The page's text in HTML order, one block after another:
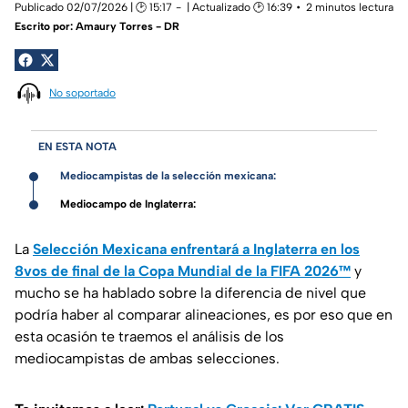
Publicado 02/07/2026 | 🕑 15:17 | Actualizado 🕑 16:39
2 minutos lectura
Escrito por: Amaury Torres - DR
No soportado
EN ESTA NOTA
Mediocampistas de la selección mexicana:
Mediocampo de Inglaterra:
La Selección Mexicana enfrentará a Inglaterra en los
8vos de final de la Copa Mundial de la FIFA 2026™ y
mucho se ha hablado sobre la diferencia de nivel que
podría haber al comparar alineaciones, es por eso que en
esta ocasión te traemos el análisis de los
mediocampistas de ambas selecciones.